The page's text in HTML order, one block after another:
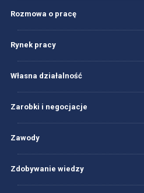
Rozmowa o pracę
Rynek pracy
Własna działalność
Zarobki i negocjacje
Zawody
Zdobywanie wiedzy